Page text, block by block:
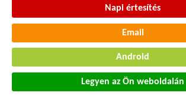
Napi értesítés
Email
Android
Legyen az Ön weboldalán